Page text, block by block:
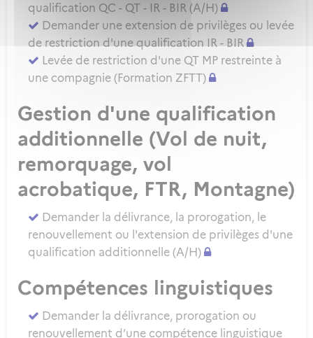
qualification QC - QT - IR - BIR (A/H)
Demander une extension de privilèges ou levée
de restriction d'une qualification IR - BIR
Levée de restriction d'une QT MP restreinte à
une compagnie (Formation ZFTT)
Gestion d'une qualification
additionnelle (Vol de nuit,
remorquage, vol
acrobatique, FTR, Montagne)
Demander la délivrance, la prorogation, le
renouvellement ou l'extension de privilèges d'une
qualification additionnelle (A/H)
Compétences linguistiques
Demander la délivrance, prorogation ou
renouvellement d’une compétence linguistique